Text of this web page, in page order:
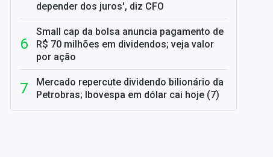
depender dos juros', diz CFO
Small cap da bolsa anuncia pagamento de
R$ 70 milhões em dividendos; veja valor
por ação
Mercado repercute dividendo bilionário da
Petrobras; Ibovespa em dólar cai hoje (7)